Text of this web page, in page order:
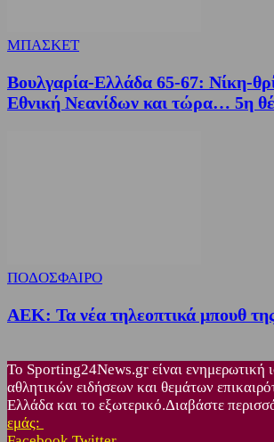
ΜΠΑΣΚΕΤ
Βουλγαρία-Ελλάδα 65-67: Νίκη-
Εθνική Νεανίδων και τώρα… 5η
ΠΟΔΟΣΦΑΙΡΟ
ΑΕΚ: Τα νέα τηλεοπτικά μπουθ
Το Sporting24News.gr είναι ενημερωτική
αθλητικών ειδήσεων και θεμάτων
Ελλάδα και το εξωτερικό.Διαβάστε
εμάς: